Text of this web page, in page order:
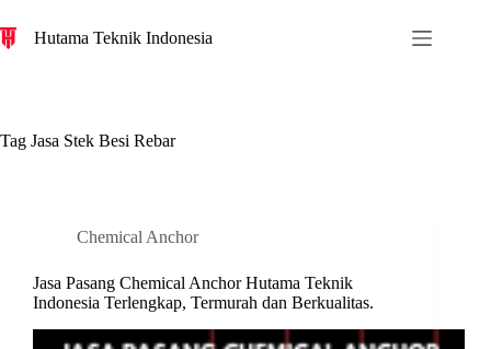
c
Hutama Teknik Indonesia
Tag Jasa Stek Besi Rebar
Chemical Anchor
Jasa Pasang Chemical Anchor Hutama Teknik
Indonesia Terlengkap, Termurah dan Berkualitas.